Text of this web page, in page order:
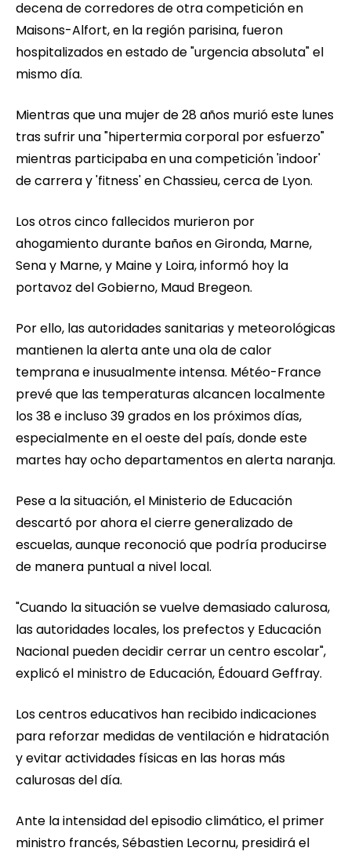
decena de corredores de otra competición en
Maisons-Alfort, en la región parisina, fueron
hospitalizados en estado de "urgencia absoluta" el
mismo día.
Mientras que una mujer de 28 años murió este lunes
tras sufrir una "hipertermia corporal por esfuerzo"
mientras participaba en una competición 'indoor'
de carrera y 'fitness' en Chassieu, cerca de Lyon.
Los otros cinco fallecidos murieron por
ahogamiento durante baños en Gironda, Marne,
Sena y Marne, y Maine y Loira, informó hoy la
portavoz del Gobierno, Maud Bregeon.
Por ello, las autoridades sanitarias y meteorológicas
mantienen la alerta ante una ola de calor
temprana e inusualmente intensa. Météo-France
prevé que las temperaturas alcancen localmente
los 38 e incluso 39 grados en los próximos días,
especialmente en el oeste del país, donde este
martes hay ocho departamentos en alerta naranja.
Pese a la situación, el Ministerio de Educación
descartó por ahora el cierre generalizado de
escuelas, aunque reconoció que podría producirse
de manera puntual a nivel local.
"Cuando la situación se vuelve demasiado calurosa,
las autoridades locales, los prefectos y Educación
Nacional pueden decidir cerrar un centro escolar",
explicó el ministro de Educación, Édouard Geffray.
Los centros educativos han recibido indicaciones
para reforzar medidas de ventilación e hidratación
y evitar actividades físicas en las horas más
calurosas del día.
Ante la intensidad del episodio climático, el primer
ministro francés, Sébastien Lecornu, presidirá el